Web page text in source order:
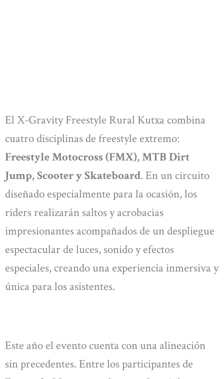
El X-Gravity Freestyle Rural Kutxa combina
cuatro disciplinas de freestyle extremo:
Freestyle Motocross (FMX), MTB Dirt
Jump, Scooter y Skateboard. En un circuito
diseñado especialmente para la ocasión, los
riders realizarán saltos y acrobacias
impresionantes acompañados de un despliegue
espectacular de luces, sonido y efectos
especiales, creando una experiencia inmersiva y
única para los asistentes.
Este año el evento cuenta con una alineación
sin precedentes. Entre los participantes de